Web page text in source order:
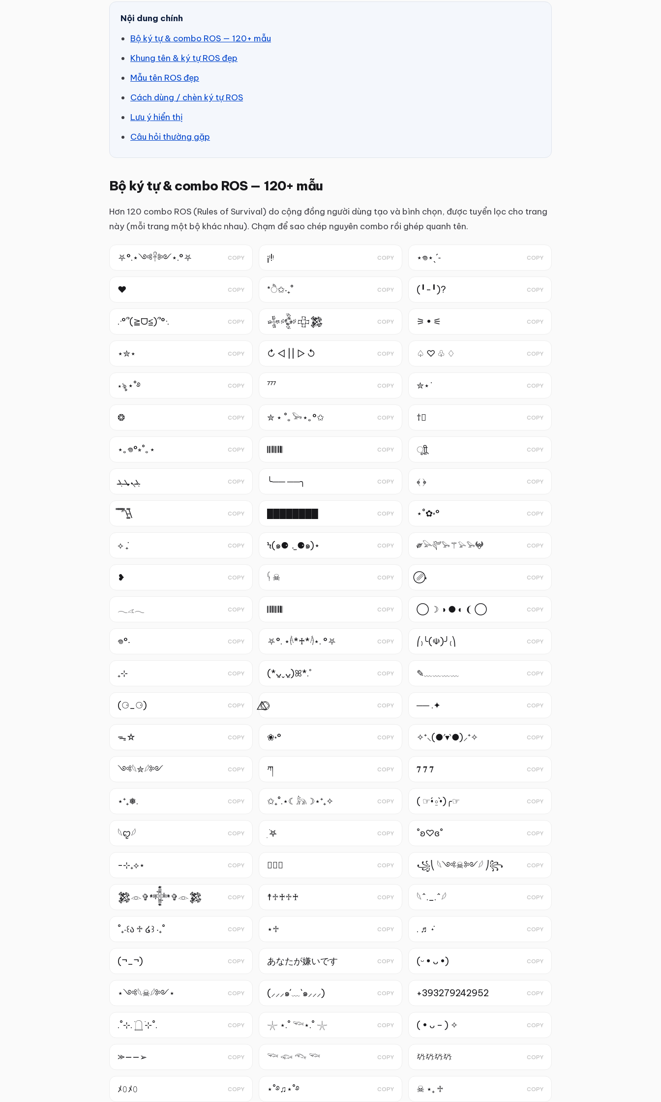
Nội dung chính
Bộ ký tự & combo ROS — 120+ mẫu
Khung tên & ký tự ROS đẹp
Mẫu tên ROS đẹp
Cách dùng / chèn ký tự ROS
Lưu ý hiển thị
Câu hỏi thường gặp
Bộ ký tự & combo ROS — 120+ mẫu
Hơn 120 combo ROS (Rules of Survival) do cộng đồng người dùng tạo và bình chọn, được tuyển lọc cho trang
này (mỗi trang một bộ khác nhau). Chạm để sao chép nguyên combo rồi ghép quanh tên.
⛧°.⋆༺𓋹༻⋆.°⛧ COPY ¡ᵎ!ᵎ COPY ⋆𖦹⋆ˎˊ˗ COPY
❤︎ COPY *ੈ✩‧₊˚ COPY (╹-╹)? COPY
.·°՞(≧ᗜ≦)՞°·. COPY 𒈔𒅒𒇫𒄆 COPY ⚞ • ⚟ COPY
⋆✮⋆ COPY ↻ ◁ || ▷ ↺ COPY ♤ ♡ ♧ ♢ COPY
⋆ৡ ⋆˚࿔ COPY ⁷⁷⁷ㅤ COPY ✮⋆ ̇ COPY
❂ COPY ✮ ⋆ ˚｡𓅨⋆｡°✩ COPY †༙ COPY
⋆｡𖦹°⭒˚｡⋆ COPY 𝄃𝄃𝄂𝄀𝄁𝄃𝄂𝄂𝄃 COPY ूाीू COPY
ܔܢܜܔ COPY ╰── ──╮ COPY COPY
̿ ̿ ̿’̿’\̵͇̿\ COPY COPY ⋆˚✿˖° COPY
⟡ ݁₊ COPY Ϟ(๑⚈ ․̫ ⚈๑)⋆ COPY ༗𓅪𔒝𓅩⚚𓅫𓅩𖤍 COPY
❥ COPY 𓌜 ☠︎︎ COPY ⃝␥⋆ COPY
𓂃𓂁𓂃 COPY 𝄃𝄂𝄂𝄀𝄁𝄃𝄂𝄂𝄃 COPY ◯ ☽ ◑ ● ◐ ❨ ◯ COPY
𖦹°‧ COPY ⛧°. ⋆𓌹*♰*𓌺⋆. °⛧ COPY ⎛₎╰(☫)╯₍⎞ COPY
₊⊹ COPY (*ᴗ͈ˬᴗ͈)ꕤ*.ﾟ COPY ✎﹏﹏﹏﹏ COPY
(⚆_⚆) COPY ⃤⃟⃝ ㅤㅤㅤㅤㅤㅤㅤ COPY ── .✦ COPY
ᯓ☆ COPY ❀˖° COPY ✧⁺⸜(●′▾‵●)⸝⁺✧ COPY
༺𓆩✮𓆪༻ COPY ཀ COPY 𝟕 𝟕 𝟕 COPY
⋆⁺₊❅. COPY ✩₊˚.⋆☾𓃦☽⋆⁺₊✧ COPY ( ☞•́⍛•̀)╭☞ COPY
𓆩ꨄ︎𓆪 COPY ִ ࣪𖤐 COPY ˚ʚ♡ɞ˚ COPY
-⊹₊⟡⋆ COPY ☠︎︎ིྀ COPY ꧁⎝ 𓆩༺☠︎︎༻𓆪 ⎠꧂ COPY
𒄆𓁹✞𒀱✞𓁹𒄆 COPY ☨♱♰♱♰ COPY 𓆩^._.^𓆪 COPY
˚₊‧꒰ა ♱ ໒꒱ ‧₊˚ COPY ⋆♱ COPY . ♬ ݁˖ COPY
(¬_¬) COPY あなたが嫌い​​です COPY (ᵕ • ᴗ •) COPY
‏⋆༺𓆩☠︎︎𓆪༻⋆ COPY (⸝⸝⸝๑´﹏`๑⸝⸝⸝) COPY +393279242952 COPY
.˚⊹. ࣪𓉸 ࣪⊹˚. COPY 𓇼 ⋆.˚ 𓆝⋆.˚ 𓇼 COPY ( • ᴗ – ) ✧ COPY
⪼——➢ COPY 𓆝 𓆟 𓆞 𓆝 COPY 𖥊𖥊𖥊𖥊 COPY
ﾒ𝟶ﾒ𝟶 COPY ⋆˚࿔♫⋆˚࿔ COPY ☠︎︎ ⋆₊ ♱ COPY